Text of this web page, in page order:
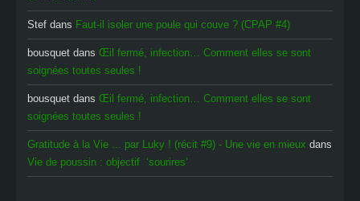
Stef dans Faut-il isoler une poule qui couve ? (CPAP #4)
bousquet dans Œil fermé, infection… Comment elles se sont
soignées toutes seules !
bousquet dans Œil fermé, infection… Comment elles se sont
soignées toutes seules !
Gratitude à la Vie ... par Luky ! (récit #9) - Une vie en mieux dans
Vie de poussin : objectif ‘sourires’